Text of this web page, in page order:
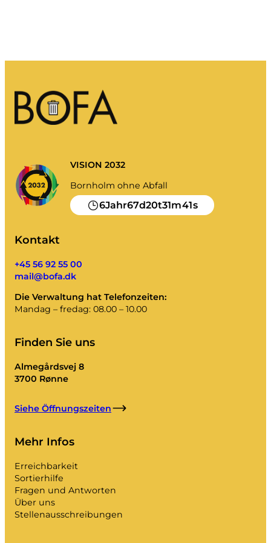
VISION 2032
Bornholm ohne Abfall
6Jahr67d20t31m41s
Kontakt
+45 56 92 55 00
mail@bofa.dk
Die Verwaltung hat Telefonzeiten:
Mandag – fredag: 08.00 – 10.00
Finden Sie uns
Almegårdsvej 8
3700 Rønne
Siehe Öffnungszeiten
Mehr Infos
Erreichbarkeit
Sortierhilfe
Fragen und Antworten
Über uns
Stellenausschreibungen